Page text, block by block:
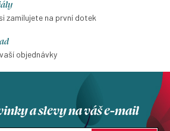
zamilujete na první dotek
objednávky
a slevy na váš e-mail